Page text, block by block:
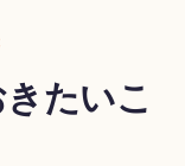
たいこ